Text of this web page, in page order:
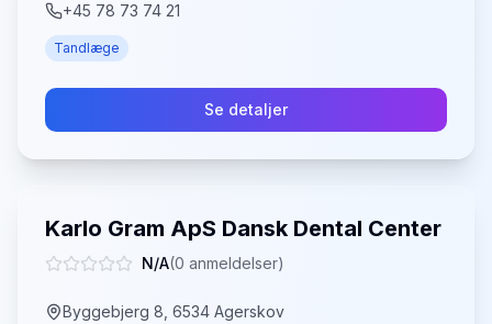
+45 78 73 74 21
Tandlæge
Se detaljer
Karlo Gram ApS Dansk Dental Center
N/A(0 anmeldelser)
Byggebjerg 8, 6534 Agerskov